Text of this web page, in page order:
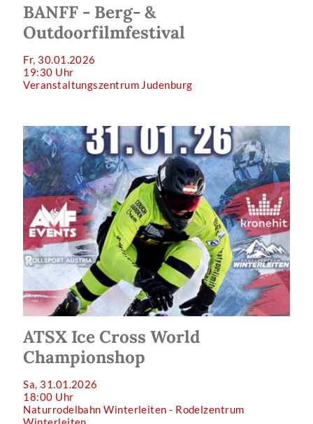
BANFF - Berg- &
Outdoorfilmfestival
Fr, 30.01.2026
19:30 Uhr
Veranstaltungszentrum Judenburg
ATSX Ice Cross World
Championshop
Sa, 31.01.2026
18:00 Uhr
Naturrodelbahn Winterleiten - Rodelzentrum